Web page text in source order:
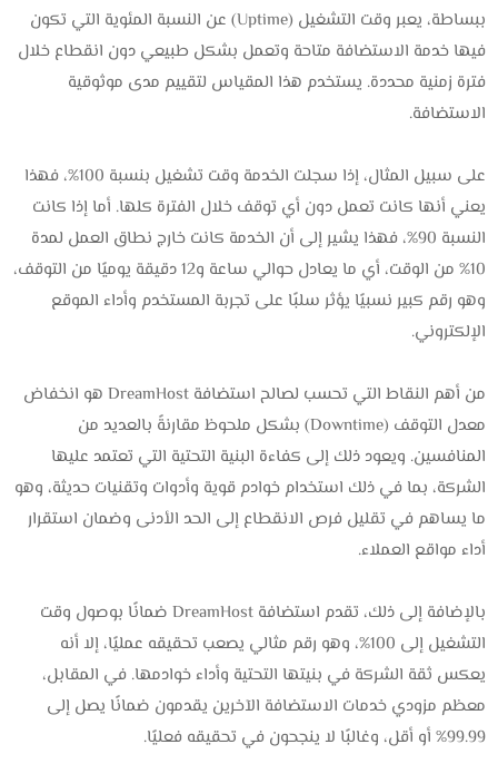
ببساطة، يعبر وقت التشغيل (Uptime) عن النسبة المئوية التي تكون
فيها خدمة الاستضافة متاحة وتعمل بشكل طبيعي دون انقطاع خلال
فترة زمنية محددة. يستخدم هذا المقياس لتقييم مدى موثوقية
الاستضافة.
على سبيل المثال، إذا سجلت الخدمة وقت تشغيل بنسبة 100%، فهذا
يعني أنها كانت تعمل دون أي توقف خلال الفترة كلها. أما إذا كانت
النسبة 90%، فهذا يشير إلى أن الخدمة كانت خارج نطاق العمل لمدة
10% من الوقت، أي ما يعادل حوالي ساعة و12 دقيقة يوميًا من التوقف،
وهو رقم كبير نسبيًا يؤثر سلبًا على تجربة المستخدم وأداء الموقع
الإلكتروني.
من أهم النقاط التي تحسب لصالح استضافة DreamHost هو انخفاض
معدل التوقف (Downtime) بشكل ملحوظ مقارنةً بالعديد من
المنافسين. ويعود ذلك إلى كفاءة البنية التحتية التي تعتمد عليها
الشركة، بما في ذلك استخدام خوادم قوية وأدوات وتقنيات حديثة، وهو
ما يساهم في تقليل فرص الانقطاع إلى الحد الأدنى وضمان استقرار
أداء مواقع العملاء.
بالإضافة إلى ذلك، تقدم استضافة DreamHost ضمانًا بوصول وقت
التشغيل إلى 100%، وهو رقم مثالي يصعب تحقيقه عمليًا، إلا أنه
يعكس ثقة الشركة في بنيتها التحتية وأداء خوادمها. في المقابل،
معظم مزودي خدمات الاستضافة الآخرين يقدمون ضمانًا يصل إلى
99.99% أو أقل، وغالبًا لا ينجحون في تحقيقه فعليًا.